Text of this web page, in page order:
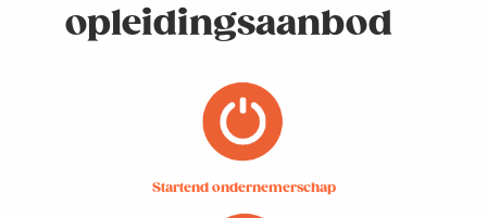
opleidingsaanbod
Startend ondernemerschap